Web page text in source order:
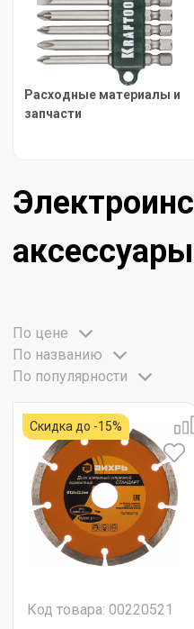
Расходные материалы и
запчасти
аксессуары
По цене
По названию
По популярности
Скидка до -15%
Код товара: 00220521